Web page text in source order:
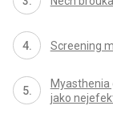
Screening
jako